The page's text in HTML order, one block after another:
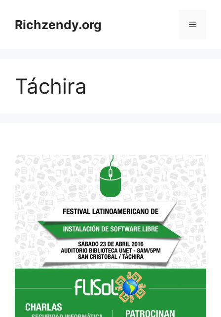
contenido
Richzendy.org Menú
Táchira